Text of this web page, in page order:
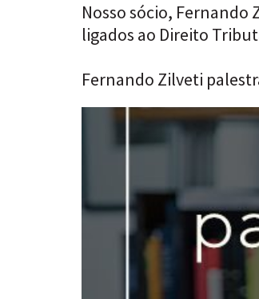
Nosso sócio,
ligados ao Direito
Fernando Zilveti